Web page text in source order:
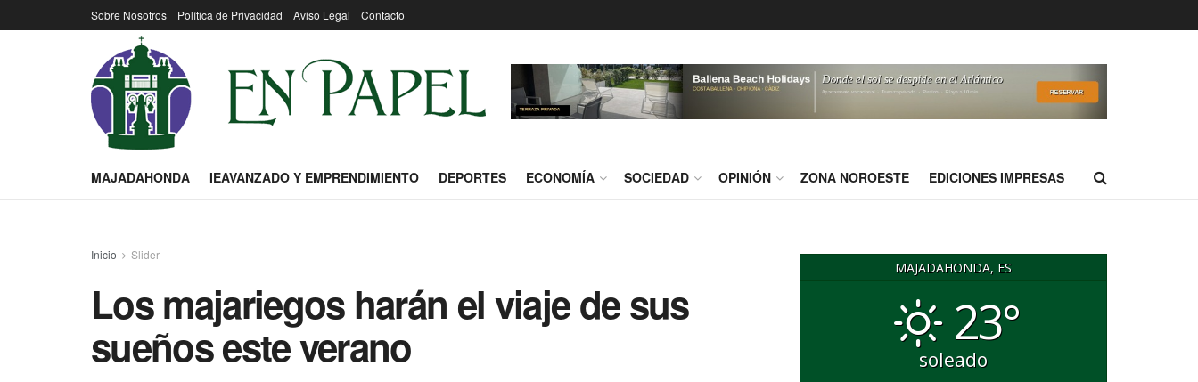
Sobre Nosotros Política de Privacidad Aviso Legal Contacto
MAJADAHONDA IEAVANZADO Y EMPRENDIMIENTO DEPORTES ECONOMÍA SOCIEDAD OPINIÓN ZONA NOROESTE EDICIONES IMPRESAS
Inicio Slider
Los majariegos harán el viaje de sus
sueños este verano
MAJADAHONDA, ES
23°
soleado